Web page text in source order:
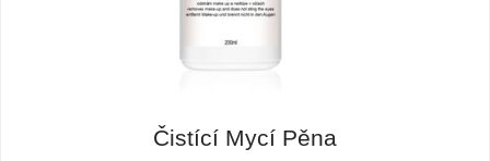
Čistící Mycí Pěna